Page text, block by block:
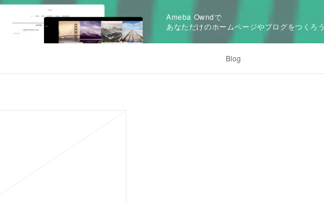
Ameba Owndで
あなただけのホームページやブログをつくろう
Blog